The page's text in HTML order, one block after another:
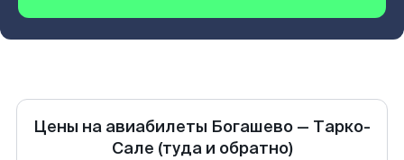
Цены на авиабилеты Богашево — Тарко-
Сале (туда и обратно)